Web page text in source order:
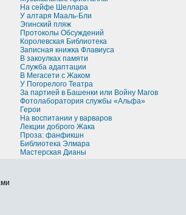
На сейфе Шеллара
У алтаря Мааль-Бли
Эгинский пляж
Протоколы Обсуждений
Королевская Библиотека
Записная книжка Флавиуса
В закоулках памяти
Служба адаптации
В Мегасети с Жаком
У Погорелого Театра
За партией в Башенки или Войну Магов
Фотолаборатория службы «Альфа»
Герои
На воспитании у варваров
Лекции доброго Жака
Проза: фанфикшн
Библиотека Элмара
Мастерская Дианы